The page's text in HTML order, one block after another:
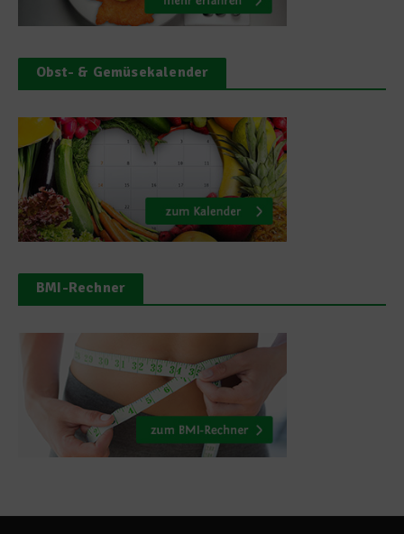
Obst- & Gemüsekalender
BMI-Rechner